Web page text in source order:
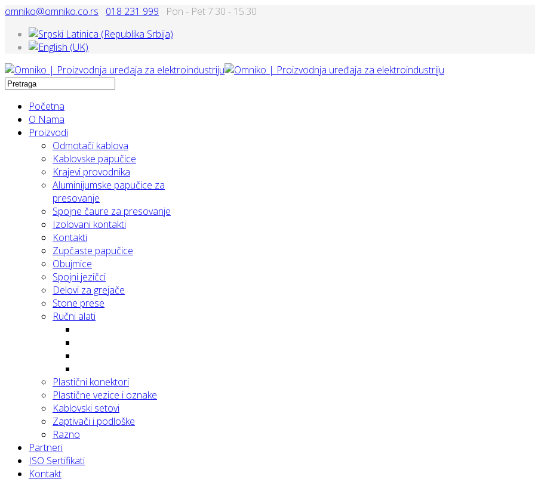
omniko@omniko.co.rs 018 231 999 Pon - Pet 7:30 - 15:30
Početna
O Nama
Proizvodi
Odmotači kablova
Kablovske papučice
Krajevi provodnika
Aluminijumske papučice za
presovanje
Spojne čaure za presovanje
Izolovani kontakti
Kontakti
Zupčaste papučice
Obujmice
Spojni jezičci
Delovi za grejače
Stone prese
Ručni alati
Plastični konektori
Plastične vezice i oznake
Kablovski setovi
Zaptivači i podloške
Razno
Partneri
ISO Sertifikati
Kontakt